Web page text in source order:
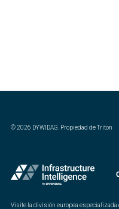
©2026 DYWIDAG. Propiedad de Triton
Visite la división europea especializada